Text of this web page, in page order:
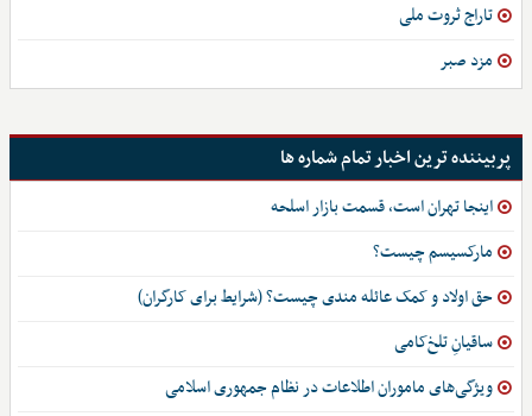
تاراج ثروت ملی
مزد صبر
پربیننده ترین اخبار تمام شماره ها
اینجا تهران است، قسمت بازار اسلحه
مارکسیسم چیست؟
حق اولاد و کمک عائله مندی چیست؟ (شرایط برای کارگران)
ساقیانِ تلخ‌کامی
ویژگی‌های ماموران اطلاعات در نظام جمهوری اسلامی